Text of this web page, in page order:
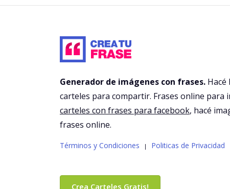
Generador de imágenes con frases. Hacé
carteles para compartir. Frases online para
carteles con frases para facebook, hacé
frases online.
Términos y Condiciones | Politicas de Privacidad
Crea Carteles Gratis!